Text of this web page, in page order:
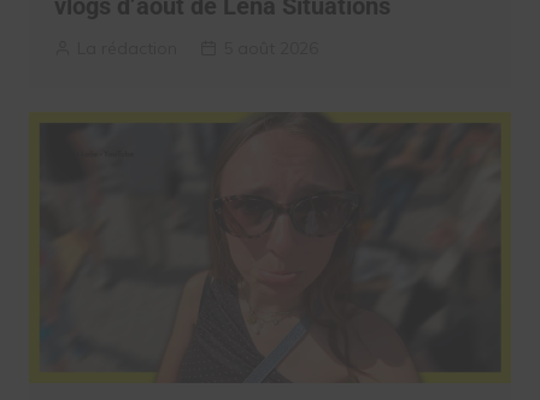
vlogs d’août de Léna Situations